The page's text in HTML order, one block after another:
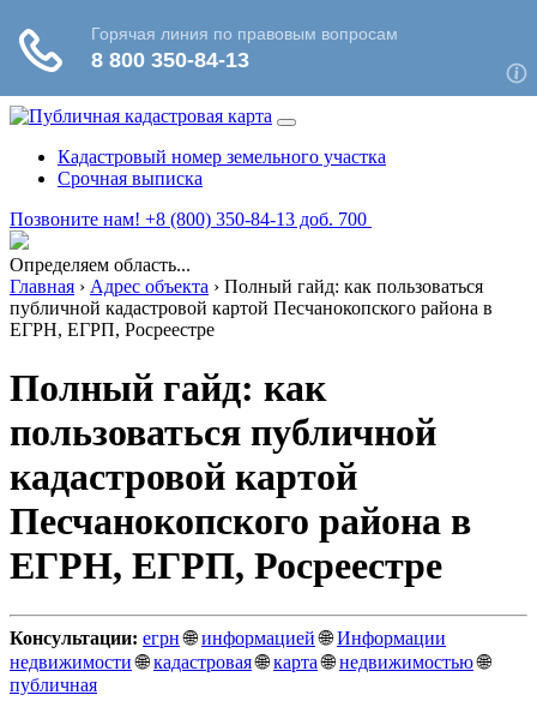
Кадастровый номер земельного участка
Срочная выписка
Позвоните нам! +8 (800) 350-84-13 доб. 700
Определяем область...
Главная › Адрес объекта › Полный гайд: как пользоваться
публичной кадастровой картой Песчанокопского района в
ЕГРН, ЕГРП, Росреестре
Полный гайд: как
пользоваться публичной
кадастровой картой
Песчанокопского района в
ЕГРН, ЕГРП, Росреестре
Консультации: егрн🌐информацией🌐Информации
недвижимости🌐кадастровая🌐карта🌐недвижимостью🌐
публичная